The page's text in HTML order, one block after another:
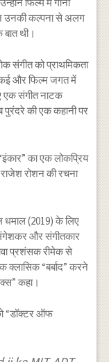
उनकी कल्पना से अलग
थी।
संगीत को प्राथमिकता
कई और फिल्म जगत में
एक संगीत नाटक
पुरंदरे की एक कहानी पर
का एक लोकप्रिय
राजेश रोशन की रचना
धमाल (2019) के लिए
मंगेशकर और संगीतकार
प्रशंसक रीमेक से
क्लासिक “बर्बाद” करने
कहा।
को “डॉक्टर ऑफ